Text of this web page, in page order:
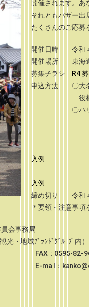
開催されます。あ
それともバザー出
たくさんのご応募
開催日時 令和４
開催場所 東海
募集チラシ
R4
申込方法 〇大名
役柄一
〇バザ
入例
入例
締め切り 令和４
＊要領・注意事項
会事務局
・地域ﾌﾞﾗﾝﾄﾞｸﾞﾙｰﾌﾟ内）
82-